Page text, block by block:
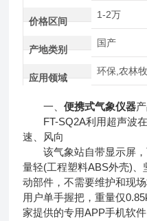
价格区间
1-2万
产地类别
国产
应用领域
环保,农林
一、便携式气象仪器
FT-SQ2A利用超声波在
速、风向
该气象站自带显示屏，
量轻(工程塑料ABS外壳)
动部件，不需要维护和现
用户单手握把，重量仅
家提供的专用APP手机软